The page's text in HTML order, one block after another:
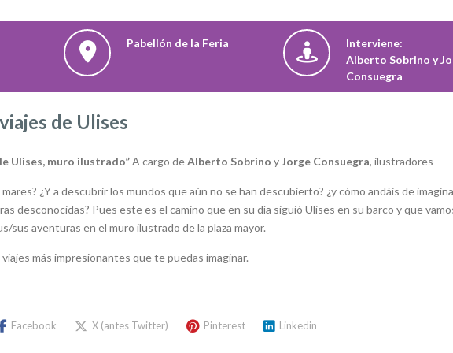
Pabellón de la Feria
Interviene:
Alberto Sobrino y
Consuegra
de Ulises
Ulises, muro ilustrado”A cargo deAlberto Sobrino yJorge Consuegra, ilustradores
¿Y a descubrir los mundos que aún no se han descubierto? ¿y cómo andáis de
desconocidas? Pues este es el camino que en su día siguió Ulises en su barco y que
sus aventuras en el muro ilustrado de la plaza mayor.
más impresionantes que te puedas imaginar.
Facebook X (antes Twitter) Pinterest Linkedin